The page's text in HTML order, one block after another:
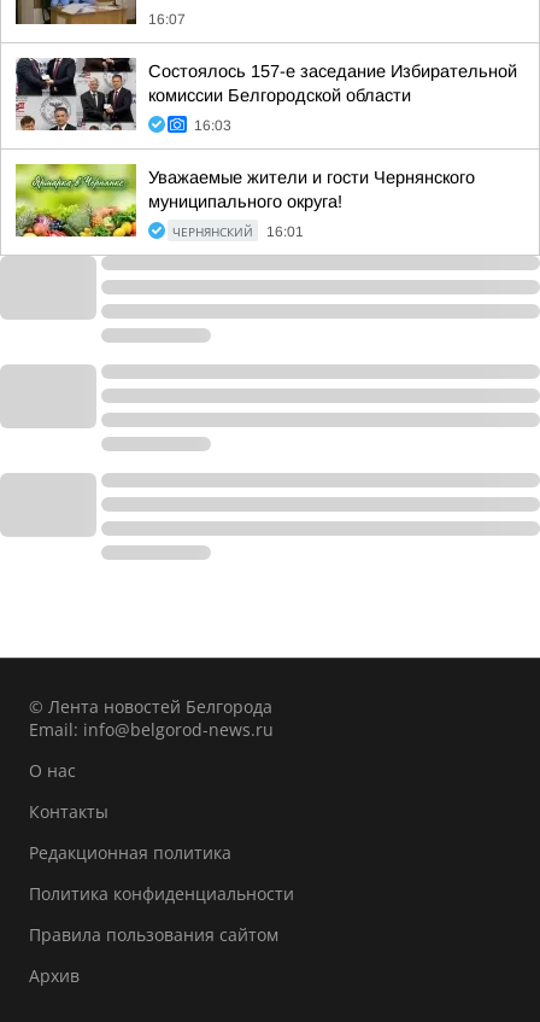
16:07
Состоялось 157-е заседание Избирательной
комиссии Белгородской области
16:03
Уважаемые жители и гости Чернянского
муниципального округа!
ЧЕРНЯНСКИЙ 16:01
© Лента новостей Белгорода
Email: info@belgorod-news.ru
О нас
Контакты
Редакционная политика
Политика конфиденциальности
Правила пользования сайтом
Архив